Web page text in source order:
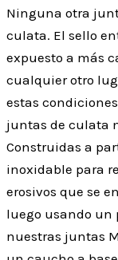
Ninguna otra
culata. El sello
expuesto a más
cualquier otro
estas
juntas de culata
Construidas a
inoxidable para
erosivos que se
luego usando un
nuestras juntas